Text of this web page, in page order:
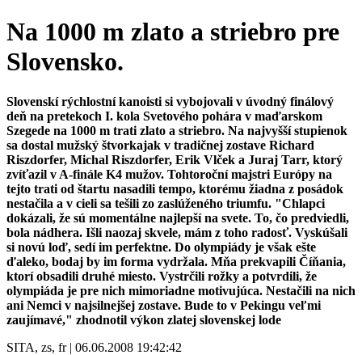
Na 1000 m zlato a striebro pre
Slovensko.
Slovenskí rýchlostní kanoisti si vybojovali v úvodný finálový
deň na pretekoch I. kola Svetového pohára v maďarskom
Szegede na 1000 m trati zlato a striebro. Na najvyšší stupienok
sa dostal mužský štvorkajak v tradičnej zostave Richard
Riszdorfer, Michal Riszdorfer, Erik Vlček a Juraj Tarr, ktorý
zvíťazil v A-finále K4 mužov. Tohtoroční majstri Európy na
tejto trati od štartu nasadili tempo, ktorému žiadna z posádok
nestačila a v cieli sa tešili zo zaslúženého triumfu. "Chlapci
dokázali, že sú momentálne najlepší na svete. To, čo predviedli,
bola nádhera. Išli naozaj skvele, mám z toho radosť. Vyskúšali
si novú loď, sedí im perfektne. Do olympiády je však ešte
ďaleko, bodaj by im forma vydržala. Mňa prekvapili Číňania,
ktorí obsadili druhé miesto. Vystrčili rožky a potvrdili, že
olympiáda je pre nich mimoriadne motivujúca. Nestačili na nich
ani Nemci v najsilnejšej zostave. Bude to v Pekingu veľmi
zaujímavé," zhodnotil výkon zlatej slovenskej lode
SITA, zs, fr | 06.06.2008 19:42:42